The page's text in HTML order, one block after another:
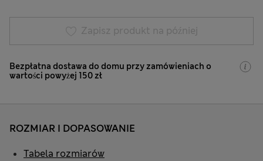
Zapisz produkt na później
Bezpłatna dostawa do domu przy zamówieniach o
wartości powyżej 150 zł
ROZMIAR I DOPASOWANIE
Tabela rozmiarów